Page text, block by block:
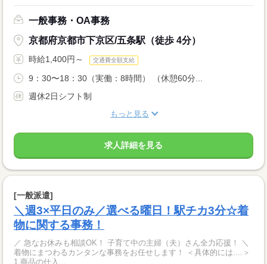
一般事務・OA事務
京都府京都市下京区/五条駅（徒歩 4分）
時給1,400円～ 交通費全額支給
9：30〜18：30（実働：8時間） （休憩60分...
週休2日シフト制
もっと見る
求人詳細を見る
[一般派遣]
＼週3×平日のみ／選べる曜日！駅チカ3分☆着
物に関する事務！
／ 急なお休みも相談OK！ 子育て中の主婦（夫）さん全力応援！ ＼
着物にまつわるカンタンな事務をお任せします！ ＜具体的には....＞
1.商品の仕入...